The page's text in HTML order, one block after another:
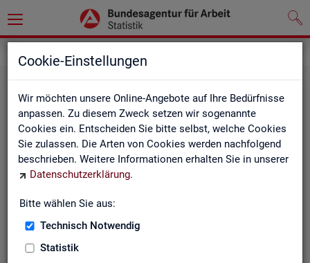
Cookie-Einstellungen
Wir möchten unsere Online-Angebote auf Ihre Bedürfnisse
anpassen. Zu diesem Zweck setzen wir sogenannte
Cookies ein. Entscheiden Sie bitte selbst, welche Cookies
Sie zulassen. Die Arten von Cookies werden nachfolgend
beschrieben. Weitere Informationen erhalten Sie in unserer
Datenschutzerklärung.
Bitte wählen Sie aus:
Technisch Notwendig
Statistik
Die Kurzinformationen geben einen schnellen Überblick
über die Fachstatistiken der Statistik der BA.